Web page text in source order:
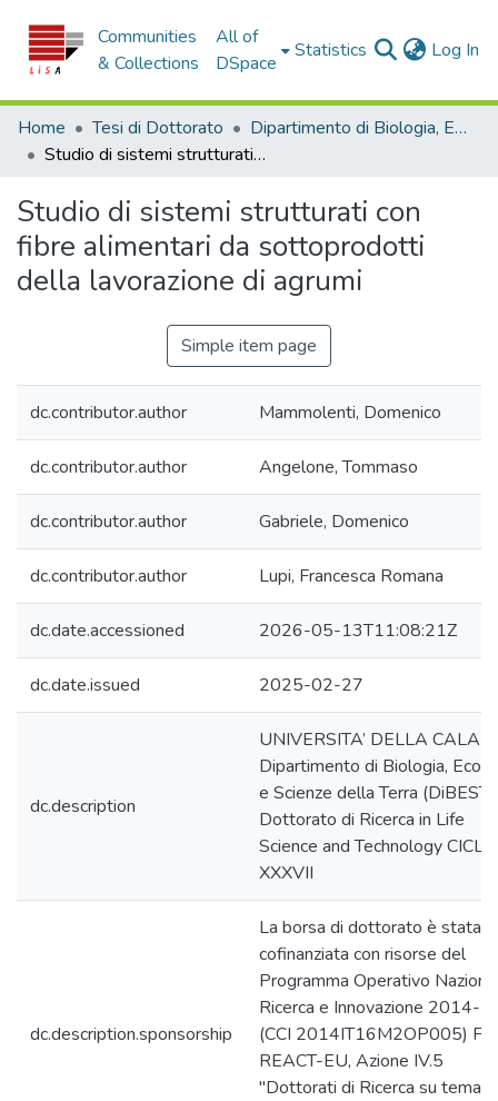
Communities
& Collections
All of
DSpace
Statistics Log In
Home Tesi di Dottorato
Dipartimento di Biologia, Ecologia e Scienze della Terra - Tesi di dottorato
Studio di sistemi strutturati con fibre alimentari da sottoprodotti della lavorazione di agrumi
Studio di sistemi strutturati con
fibre alimentari da sottoprodotti
della lavorazione di agrumi
Simple item page
dc.contributor.author Mammolenti, Domenico
dc.contributor.author Angelone, Tommaso
dc.contributor.author Gabriele, Domenico
dc.contributor.author Lupi, Francesca Romana
dc.date.accessioned 2026-05-13T11:08:21Z
dc.date.issued 2025-02-27
dc.description
UNIVERSITA’ DELLA
Dipartimento di Biologia,
e Scienze della Terra (DiBEST)
Dottorato di Ricerca in Life
Science and Technology CICLO
XXXVII
dc.description.sponsorship
La borsa di dottorato è stata
cofinanziata con risorse del
Programma Operativo
Ricerca e Innovazione 2014-
(CCI 2014IT16M2OP005)
REACT-EU, Azione IV.5
"Dottorati di Ricerca su